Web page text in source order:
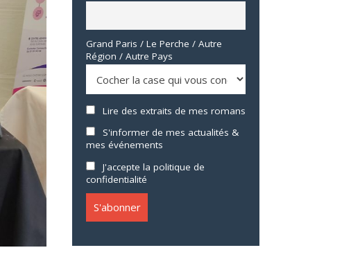
Grand Paris / Le Perche / Autre
Région / Autre Pays
Lire des extraits de mes romans
S'informer de mes actualités &
mes événements
J'accepte la politique de
confidentialité